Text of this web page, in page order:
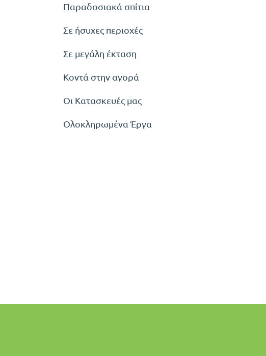
Παραδοσιακά σπίτια
Σε ήσυχες περιοχές
Σε μεγάλη έκταση
Κοντά στην αγορά
Οι Κατασκευές μας
Ολοκληρωμένα Έργα